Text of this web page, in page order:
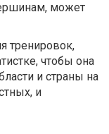
может
тренировок,
чтобы она
и страны на
и